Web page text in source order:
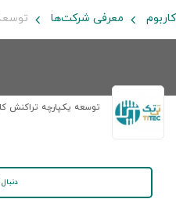
کاربوم معرفی شرکت‌ها
توسعه یکپارچه تراکنش